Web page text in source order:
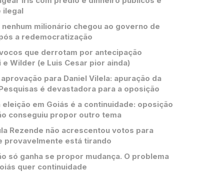
ilegal
milionário chegou ao governo de
a redemocratização
que derrotam por antecipação
e Wilder (e Luis Cesar pior ainda)
para Daniel Vilela: apuração da
é devastadora para a oposição
eleição em Goiás é a continuidade: oposição
conseguiu propor outro tema
Rezende não acrescentou votos para
provavelmente está tirando
só ganha se propor mudança. O problema
quer continuidade